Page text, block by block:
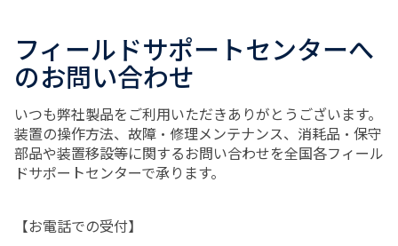
フィールドサポートセンターへ
のお問い合わせ
いつも弊社製品をご利用いただきありがとうございます。
装置の操作方法、故障・修理メンテナンス、消耗品・保守
部品や装置移設等に関するお問い合わせを全国各フィール
ドサポートセンターで承ります。
【お電話での受付】